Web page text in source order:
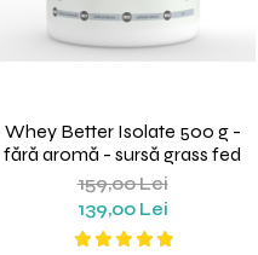
Whey Better Isolate 500 g -
fără aromă - sursă grass fed
159,00 Lei
139,00 Lei